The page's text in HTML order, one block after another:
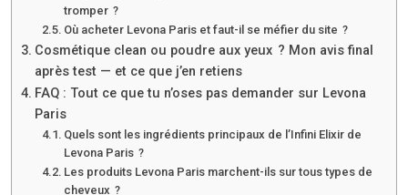
tromper ?
Où acheter Levona Paris et faut-il se méfier du site ?
Cosmétique clean ou poudre aux yeux ? Mon avis final
après test — et ce que j’en retiens
FAQ : Tout ce que tu n’oses pas demander sur Levona
Paris
Quels sont les ingrédients principaux de l’Infini Elixir de
Levona Paris ?
Les produits Levona Paris marchent-ils sur tous types de
cheveux ?